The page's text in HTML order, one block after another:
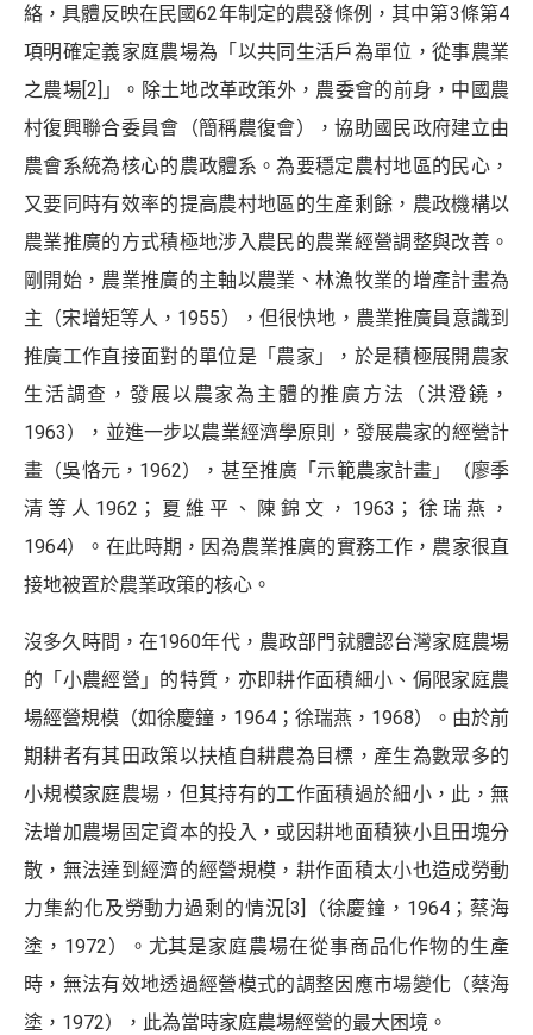
絡，具體反映在民國62年制定的農發條例，其中第3條第4
項明確定義家庭農場為「以共同生活戶為單位，從事農業
之農場[2] 」。除土地改革政策外，農委會的前身，中國農
村復興聯合委員會（簡稱農復會），協助國民政府建立由
農會系統為核心的農政體系。為要穩定農村地區的民心，
又要同時有效率的提高農村地區的生產剩餘，農政機構以
農業推廣的方式積極地涉入農民的農業經營調整與改善。
剛開始，農業推廣的主軸以農業、林漁牧業的增產計畫為
主（宋增矩等人，1955），但很快地，農業推廣員意識到
推廣工作直接面對的單位是「農家」，於是積極展開農家
生活調查，發展以農家為主體的推廣方法（洪澄鐃，
1963），並進一步以農業經濟學原則，發展農家的經營計
畫（吳恪元，1962），甚至推廣「示範農家計畫」（廖季
清等人1962；夏維平、陳錦文，1963；徐瑞燕，
1964）。在此時期，因為農業推廣的實務工作，農家很直
接地被置於農業政策的核心。
沒多久時間，在1960年代，農政部門就體認台灣家庭農場
的「小農經營」的特質，亦即耕作面積細小、侷限家庭農
場經營規模（如徐慶鐘，1964；徐瑞燕，1968）。由於前
期耕者有其田政策以扶植自耕農為目標，產生為數眾多的
小規模家庭農場，但其持有的工作面積過於細小，此，無
法增加農場固定資本的投入，或因耕地面積狹小且田塊分
散，無法達到經濟的經營規模，耕作面積太小也造成勞動
力集約化及勞動力過剩的情況[3] （徐慶鐘，1964；蔡海
塗，1972）。尤其是家庭農場在從事商品化作物的生產
時，無法有效地透過經營模式的調整因應市場變化（蔡海
塗，1972），此為當時家庭農場經營的最大困境。